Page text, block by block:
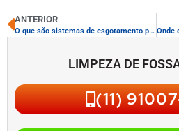
ANTERIOR
O que são sistemas de esgotamento para condomínios
LIMPEZA DE
(11)